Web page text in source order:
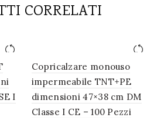
CORRELATI
I
Copricalzare monouso
impermeabile TNT+PE
dimensioni 47×38 cm DM
Classe I CE – 100 Pezzi